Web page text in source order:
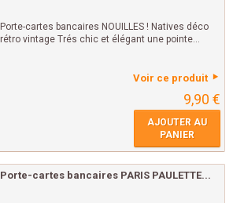
Porte-cartes bancaires NOUILLES ! Natives déco
rétro vintage Trés chic et élégant une pointe...
Voir ce produit
9,90 €
AJOUTER AU
PANIER
Porte-cartes bancaires PARIS PAULETTE...